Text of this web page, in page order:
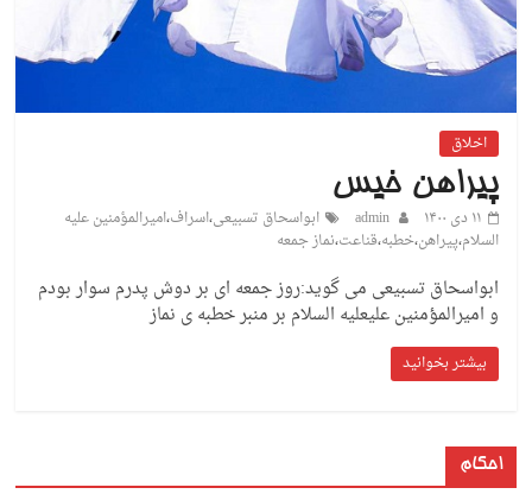
اخلاق
پیراهن خیس
۱۱ دی ۱۴۰۰ admin ابواسحاق تسبیعی،اسراف،امیرالمؤمنین علیه
السلام،پیراهن،خطبه،قناعت،نماز جمعه
ابواسحاق تسبیعی می گوید:روز جمعه ای بر دوش پدرم سوار بودم
و امیرالمؤمنین علیعلیه السلام بر منبر خطبه ی نماز
بیشتر بخوانید
احکام